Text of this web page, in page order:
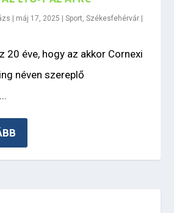
máj 17, 2025 |Sport,Székesfehérvár
20 éve, hogy az akkor Cornexi
néven szereplő